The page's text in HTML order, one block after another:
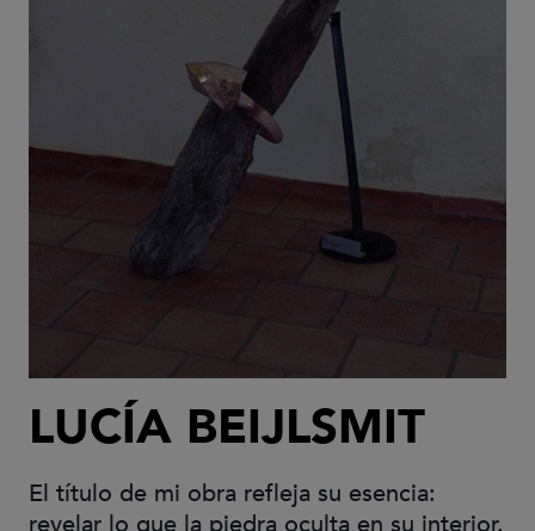
LUCÍA BEIJLSMIT
El título de mi obra refleja su esencia:
revelar lo que la piedra oculta en su interior.